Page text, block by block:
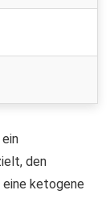
den
ketogene